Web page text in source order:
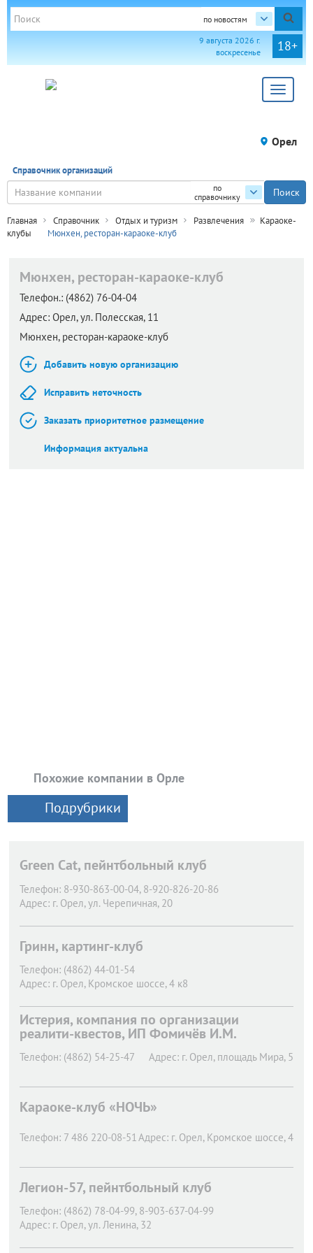
по новостям
18+
9 августа 2026 г.
воскресенье
Toggle
Орел
Справочник организаций
по
справочнику
Главная Справочник Отдых и туризм Развлечения
Караоке-
клубы
Мюнхен, ресторан-караоке-клуб
Мюнхен, ресторан-караоке-клуб
Телефон.: (4862) 76-04-04
Адрес: Орел,ул. Полесская, 11
Мюнхен, ресторан-караоке-клуб
Добавить новую организацию
Исправить неточность
Заказать приоритетное размещение
Информация актуальна
Похожие компании в Орле
Подрубрики
Green Cat, пейнтбольный клуб
Телефон: 8-930-863-00-04, 8-920-826-20-86
Адрес: г. Орел, ул. Черепичная, 20
Гринн, картинг-клуб
Телефон: (4862) 44-01-54
Адрес: г. Орел, Кромское шоссе, 4 к8
Истерия, компания по организации
реалити-квестов, ИП Фомичёв И.М.
Телефон: (4862) 54-25-47 Адрес: г. Орел, площадь Мира, 5
Караоке-клуб «НОЧЬ»
Телефон: 7 486 220-08-51Адрес: г. Орел, Кромское шоссе, 4
Легион-57, пейнтбольный клуб
Телефон: (4862) 78-04-99, 8-903-637-04-99
Адрес: г. Орел, ул. Ленина, 32